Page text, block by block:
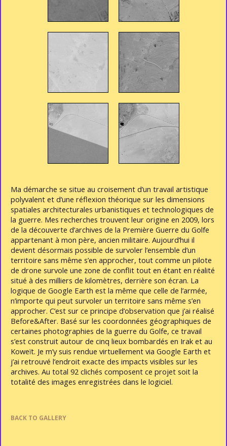
Ma démarche se situe au croisement d’un travail artistique
polyvalent et d’une réflexion théorique sur les dimensions
spatiales architecturales urbanistiques et technologiques de
la guerre. Mes recherches trouvent leur origine en 2009, lors
de la découverte d’archives de la Première Guerre du Golfe
appartenant à mon père, ancien militaire. Aujourd’hui il
devient désormais possible de survoler l’ensemble d’un
territoire sans même s’en approcher, tout comme un pilote
de drone survole une zone de conflit tout en étant en réalité
situé à des milliers de kilomètres, derrière son écran. La
logique de Google Earth est la même que celle de l’armée,
n’importe qui peut survoler un territoire sans même s’en
approcher. C’est sur ce principe d’observation que j’ai réalisé
Before&After. Basé sur les coordonnées géographiques de
certaines photographies de la guerre du Golfe, ce travail
s’est construit autour de cinq lieux bombardés en Irak et au
Koweït. Je m’y suis rendue virtuellement via Google Earth et
j’ai retrouvé l’endroit exacte des impacts visibles sur les
archives. Au total 92 clichés composent ce projet soit la
totalité des images enregistrées dans le logiciel.
BACK TO GALLERY